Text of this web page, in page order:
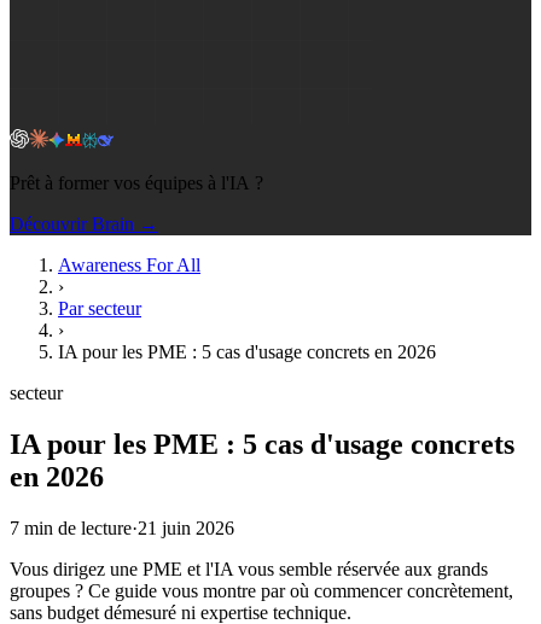
Prêt à former vos équipes à l'IA ?
Découvrir Brain →
Awareness For All
›
Par secteur
›
IA pour les PME : 5 cas d'usage concrets en 2026
secteur
IA pour les PME : 5 cas d'usage concrets
en 2026
7 min de lecture·21 juin 2026
Vous dirigez une PME et l'IA vous semble réservée aux grands
groupes ? Ce guide vous montre par où commencer concrètement,
sans budget démesuré ni expertise technique.